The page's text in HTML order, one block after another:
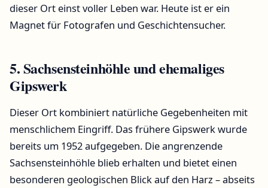
dieser Ort einst voller Leben war. Heute ist er ein
Magnet für Fotografen und Geschichtensucher.
5. Sachsensteinhöhle und ehemaliges
Gipswerk
Dieser Ort kombiniert natürliche Gegebenheiten mit
menschlichem Eingriff. Das frühere Gipswerk wurde
bereits um 1952 aufgegeben. Die angrenzende
Sachsensteinhöhle blieb erhalten und bietet einen
besonderen geologischen Blick auf den Harz – abseits